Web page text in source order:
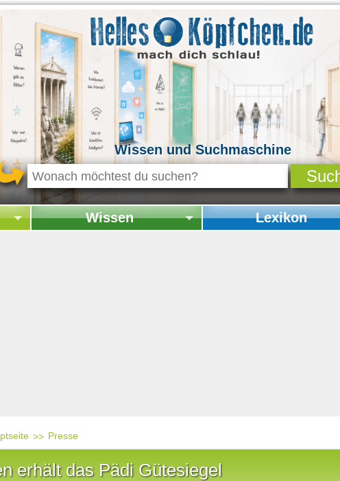
Wissen und Suchmaschine
Wissen
Technik
Lexikon
Presse
erhält das Pädi Gütesiegel